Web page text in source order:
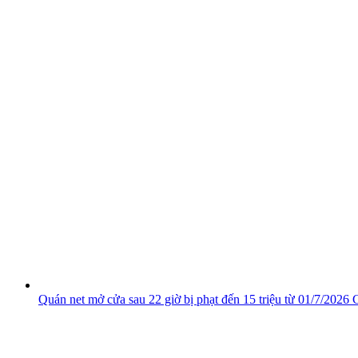
Quán net mở cửa sau 22 giờ bị phạt đến 15 triệu từ 01/7/2026